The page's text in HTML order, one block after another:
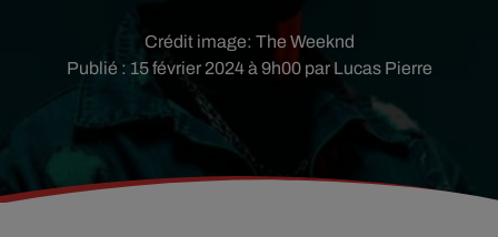
Publié : 15 février 2024 à 9h00 par Lucas Pierre
Crédit image: The Weeknd